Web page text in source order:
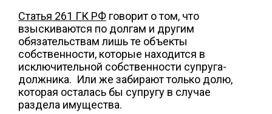
Статья 261 ГК РФ говорит о том, что
взыскиваются по долгам и другим
обязательствам лишь те объекты
собственности, которые находится в
исключительной собственности супруга-
должника. Или же забирают только долю,
которая осталась бы супругу в случае
раздела имущества.